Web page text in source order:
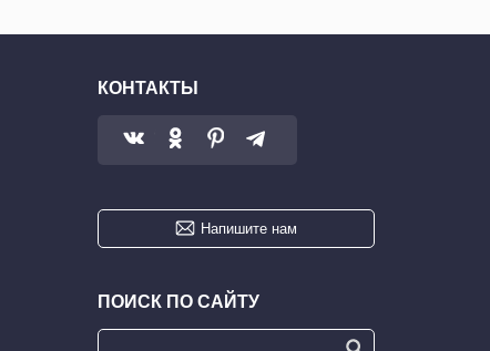
КОНТАКТЫ
Напишите нам
ПОИСК ПО САЙТУ